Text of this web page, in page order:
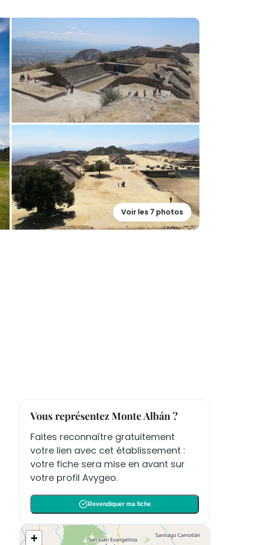
Voir les 7 photos
Vous représentez Monte Albán ?
Faites reconnaître gratuitement
votre lien avec cet établissement :
votre fiche sera mise en avant sur
votre profil Avygeo.
Revendiquer ma fiche
+